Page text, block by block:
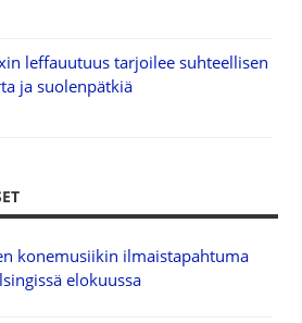
leffauutuus tarjoilee suhteellisen
ja suolenpätkiä
konemusiikin ilmaistapahtuma
elokuussa